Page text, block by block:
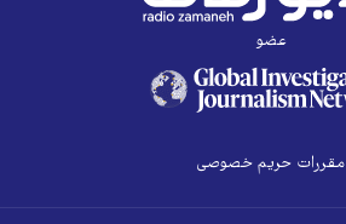
عضو
مقررات حریم خصوصی